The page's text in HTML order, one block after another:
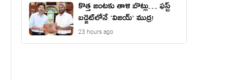
కొత్త జంట‌కు తాళి బొట్లు… ఫ‌స్ట్
బ‌డ్జెట్‌లోనే `విజ‌య్` ముద్ర‌!
23 hours ago